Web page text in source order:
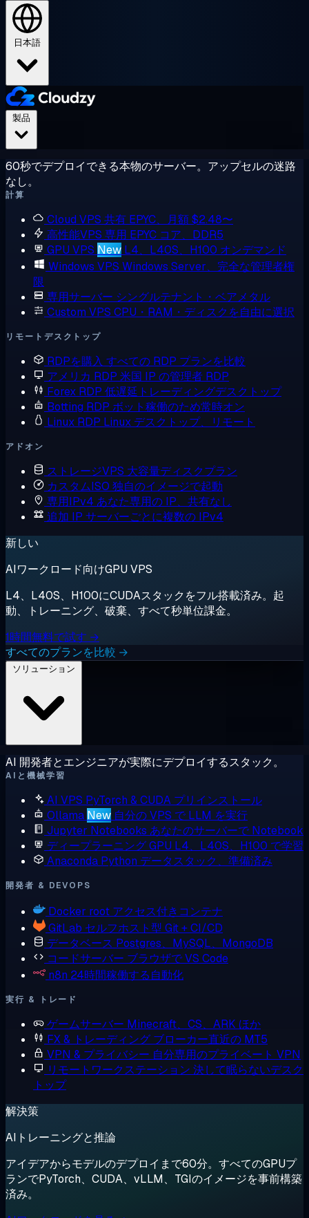
日本語
60秒でデプロイできる本物のサーバー。アップセルの迷路
なし。
計算
Cloud VPS 共有 EPYC、月額 $2.48〜
高性能VPS 専用 EPYC コア、DDR5
GPU VPS New L4、L40S、H100 オンデマンド
Windows VPS Windows Server、完全な管理者権
限
専用サーバー シングルテナント・ベアメタル
Custom VPS CPU・RAM・ディスクを自由に選択
リモートデスクトップ
RDPを購入 すべての RDP プランを比較
アメリカ RDP 米国 IP の管理者 RDP
Forex RDP 低遅延トレーディングデスクトップ
Botting RDP ボット稼働のため常時オン
Linux RDP Linux デスクトップ、リモート
アドオン
ストレージVPS 大容量ディスクプラン
カスタムISO 独自のイメージで起動
専用IPv4 あなた専用の IP、共有なし
追加 IP サーバーごとに複数の IPv4
新しい
AIワークロード向けGPU VPS
L4、L40S、H100にCUDAスタックをフル搭載済み。起
動、トレーニング、破棄、すべて秒単位課金。
1時間無料で試す →
すべてのプランを比較 →
AI 開発者とエンジニアが実際にデプロイするスタック。
AIと機械学習
AI VPS PyTorch & CUDA プリインストール
Ollama New 自分の VPS で LLM を実行
Jupyter Notebooks あなたのサーバーで Notebook
ディープラーニング GPU L4、L40S、H100 で学習
Anaconda Python データスタック、準備済み
開発者 & DEVOPS
Docker root アクセス付きコンテナ
GitLab セルフホスト型 Git + CI/CD
データベース Postgres、MySQL、MongoDB
コードサーバー ブラウザで VS Code
n8n 24時間稼働する自動化
実行 & トレード
ゲームサーバー Minecraft、CS、ARK ほか
FX & トレーディング ブローカー直近の MT5
VPN & プライバシー 自分専用のプライベート VPN
リモートワークステーション 決して眠らないデスク
トップ
解決策
AIトレーニングと推論
アイデアからモデルのデプロイまで60分。すべてのGPUプ
ランでPyTorch、CUDA、vLLM、TGIのイメージを事前構築
済み。